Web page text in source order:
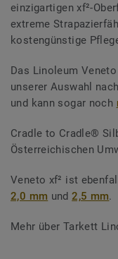
einzigartigen xf²-
extreme
kostengünstige
Das Linoleum
unserer Auswahl
und kann sogar noch
Cradle to Cradle®
Österreichischen
Veneto xf² ist
2,0 mm und2,5 mm.
Mehr über Tarkett